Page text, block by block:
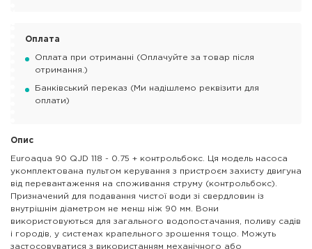
Оплата
Оплата при отриманні (Оплачуйте за товар після
отримання.)
Банківський переказ (Ми надішлемо реквізити для
оплати)
Опис
Euroaqua 90 QJD 118 - 0.75 + контрольбокс. Ця модель насоса
укомплектована пультом керування з пристроєм захисту двигуна
від перевантаження на споживання струму (контрольбокс).
Призначений для подавання чистої води зі свердловин із
внутрішнім діаметром не менш ніж 90 мм. Вони
використовуються для загального водопостачання, поливу садів
і городів, у системах крапельного зрошення тощо. Можуть
застосовуватися з використанням механічного або